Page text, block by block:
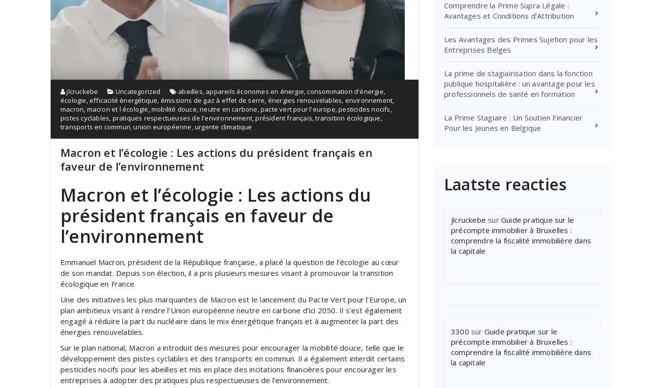
jlcruckebe Uncategorized abeilles, appareils économes en énergie,consommation d'énergie,
écologie,efficacité énergétique, émissions de gaz à effet de serre, énergies renouvelables, environnement,
macron, macron et l écologie,mobilité douce,neutre en carbone,pacte vert pour l'europe,pesticides nocifs,
pistes cyclables, pratiques respectueuses de l'environnement,président français,transition écologique,
transports en commun,union européenne,urgente climatique
Macron et l’écologie : Les actions du président français en
faveur de l’environnement
Macron et l’écologie : Les actions du
président français en faveur de
l’environnement
Emmanuel Macron, président de la République française, a placé la question de l’écologie au cœur
de son mandat. Depuis son élection, il a pris plusieurs mesures visant à promouvoir la transition
écologique en France.
Une des initiatives les plus marquantes de Macron est le lancement du Pacte Vert pour l’Europe, un
plan ambitieux visant à rendre l’Union européenne neutre en carbone d’ici 2050. Il s’est également
engagé à réduire la part du nucléaire dans le mix énergétique français et à augmenter la part des
énergies renouvelables.
Sur le plan national, Macron a introduit des mesures pour encourager la mobilité douce, telle que le
développement des pistes cyclables et des transports en commun. Il a également interdit certains
pesticides nocifs pour les abeilles et mis en place des incitations financières pour encourager les
entreprises à adopter des pratiques plus respectueuses de l’environnement.
Comprendre la Prime Supra Légale :
Avantages et Conditions d’Attribution
Les Avantages des Primes Sujetion pour les
Entreprises Belges
La prime de stagiairisation dans la fonction
publique hospitalière : un avantage pour les
professionnels de santé en formation
La Prime Stagiaire : Un Soutien Financier
Pour les Jeunes en Belgique
Laatste reacties
jlcruckebe sur Guide pratique sur le
précompte immobilier à Bruxelles :
comprendre la fiscalité immobilière dans
la capitale
3300 sur Guide pratique sur le
précompte immobilier à Bruxelles :
comprendre la fiscalité immobilière dans
la capitale